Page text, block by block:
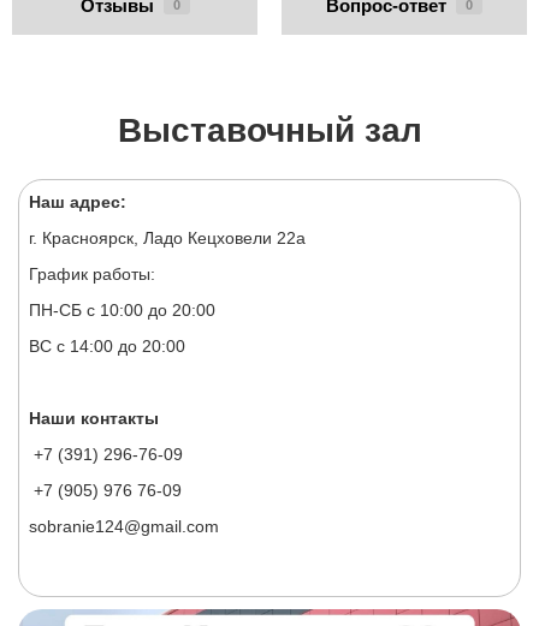
Отзывы 0 Вопрос-ответ 0
Выставочный зал
Наш адрес:
г. Красноярск, Ладо Кецховели 22а
График работы:
ПН-СБ с 10:00 до 20:00
ВС с 14:00 до 20:00
Наши контакты
+7 (391) 296-76-09
+7 (905) 976 76-09
sobranie124@gmail.com